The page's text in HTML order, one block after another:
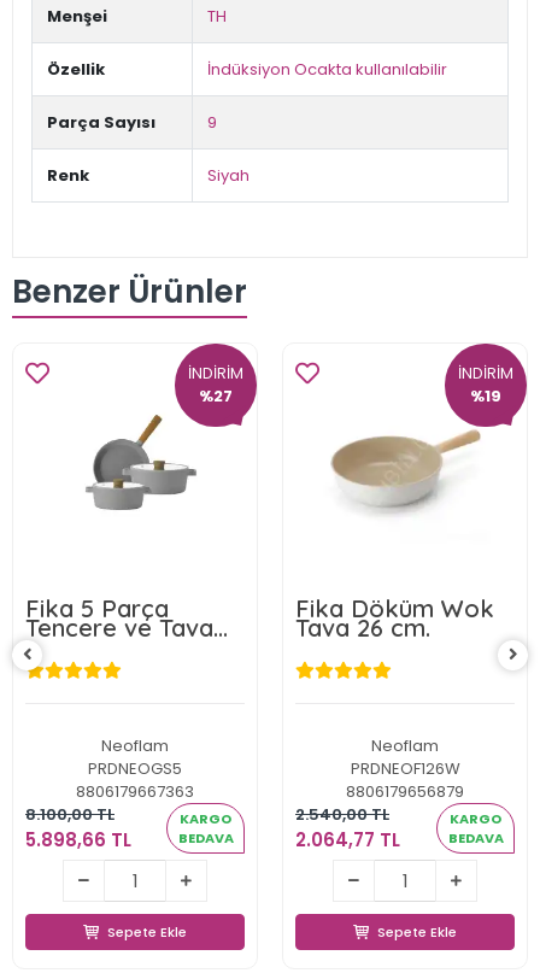
Menşei TH
Özellik İndüksiyon Ocakta kullanılabilir
Parça Sayısı 9
Renk Siyah
Benzer Ürünler
İNDİRİM
%27
Fika 5 Parça
Tencere ve Tava
Seti Gri
Neoflam
PRDNEOGS5
8806179667363
8.100,00 TL
5.898,66 TL
KARGO
BEDAVA
5.898,66 TL
Sepete Ekle
Sepete Ekle
İNDİRİM
%19
Fika Döküm Wok
Tava 26 cm.
Neoflam
PRDNEOF126W
8806179656879
2.540,00 TL
2.064,77 TL
KARGO
BEDAVA
2.064,77 TL
Sepete Ekle
Sepete Ekle